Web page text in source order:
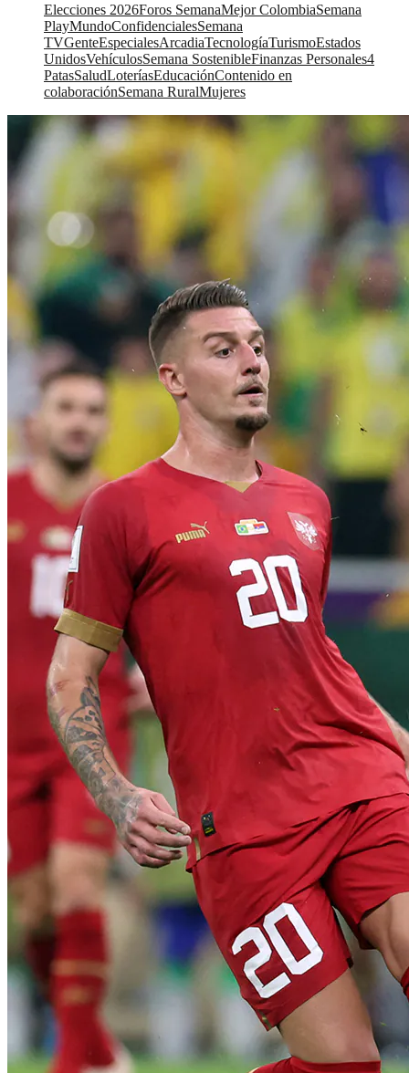
Elecciones 2026Foros SemanaMejor ColombiaSemana
PlayMundoConfidencialesSemana
TVGenteEspecialesArcadiaTecnologíaTurismoEstados
UnidosVehículosSemana SostenibleFinanzas Personales4
PatasSaludLoteríasEducaciónContenido en
colaboraciónSemana RuralMujeres